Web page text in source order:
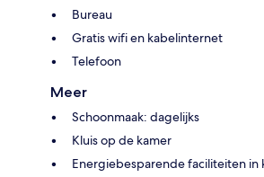
Bureau
Gratis wifi en kabelinternet
Telefoon
Meer
Schoonmaak: dagelijks
Kluis op de kamer
Energiebesparende faciliteiten in